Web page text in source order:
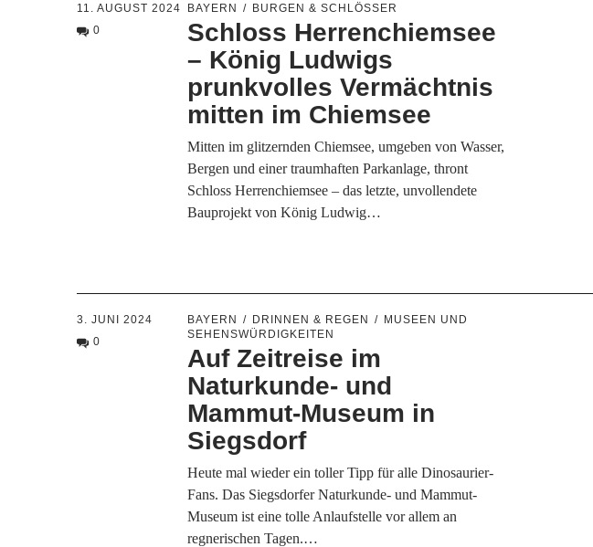
11. AUGUST 2024
0
BAYERN BURGEN & SCHLÖSSER
Schloss Herrenchiemsee
– König Ludwigs
prunkvolles Vermächtnis
mitten im Chiemsee
Mitten im glitzernden Chiemsee, umgeben von Wasser,
Bergen und einer traumhaften Parkanlage, thront
Schloss Herrenchiemsee – das letzte, unvollendete
Bauprojekt von König Ludwig…
3. JUNI 2024
0
BAYERN DRINNEN & REGEN
MUSEEN UND
SEHENSWÜRDIGKEITEN
Auf Zeitreise im
Naturkunde- und
Mammut-Museum in
Siegsdorf
Heute mal wieder ein toller Tipp für alle Dinosaurier-
Fans. Das Siegsdorfer Naturkunde- und Mammut-
Museum ist eine tolle Anlaufstelle vor allem an
regnerischen Tagen.…